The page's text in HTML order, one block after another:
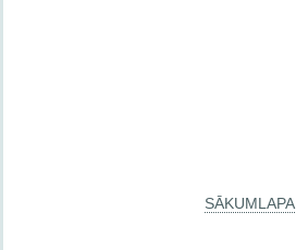
SĀKUMLAPA